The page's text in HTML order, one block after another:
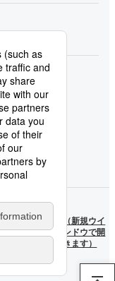
報保護方針
鉄
X公式
（新規ウイ
ンドウで開
きます）